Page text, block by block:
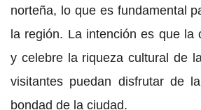
norteña, lo que es fundamental
la región. La intención es que la
y celebre la riqueza cultural de
visitantes puedan disfrutar de
bondad de la ciudad.